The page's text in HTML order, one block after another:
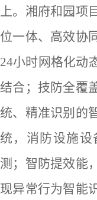
上。湘府和园项
位一体、高效协
24小时网格化动
结合 ； 技防全覆
统、精准识别的
统，消防设施
测 ； 智防提效能，
现异常行为智能